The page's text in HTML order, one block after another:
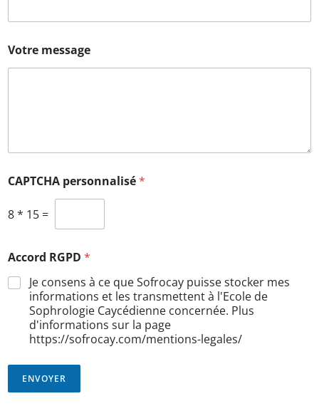
Votre message
CAPTCHA personnalisé*
8* 15 =
Accord RGPD *
Je consens à ce que Sofrocay puisse stocker mes
informations et les transmettent à l'Ecole de
Sophrologie Caycédienne concernée. Plus
d'informations sur la page
https://sofrocay.com/mentions-legales/
ENVOYER